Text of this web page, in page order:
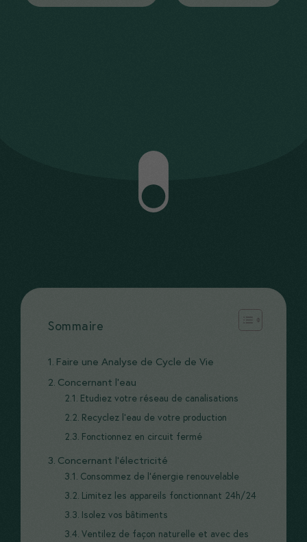
Sommaire
Faire une Analyse de Cycle de Vie
Concernant l’eau
Etudiez votre réseau de canalisations
Recyclez l’eau de votre production
Fonctionnez en circuit fermé
Concernant l’électricité
Consommez de l’énergie renouvelable
Limitez les appareils fonctionnant 24h/24
Isolez vos bâtiments
Ventilez de façon naturelle et avec des